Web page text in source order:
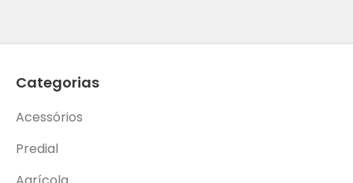
Categorias
Acessórios
Predial